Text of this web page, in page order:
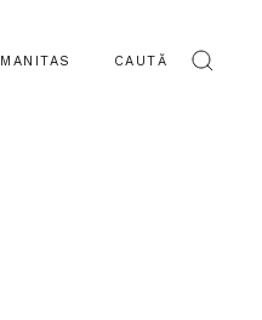
CAUTĂ